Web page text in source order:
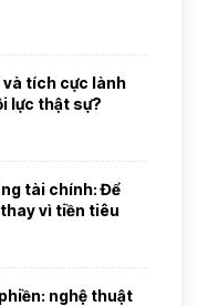
và tích cực lành
lực thật sự?
tài chính: Để
vì tiền tiêu
nghệ thuật